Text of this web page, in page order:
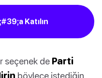
Katılın
seçenek de Parti
böylece istediğin